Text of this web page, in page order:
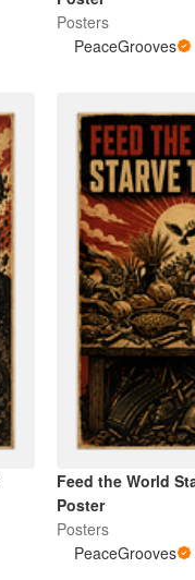
Posters
PeaceGrooves
Feed the World
Poster
Posters
PeaceGrooves